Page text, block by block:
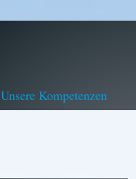
Unsere Kompetenzen